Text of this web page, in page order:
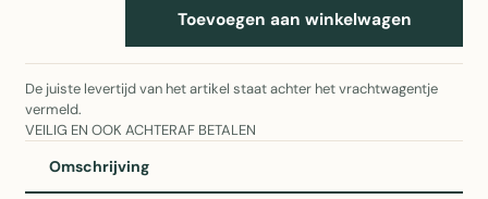
Toevoegen aan winkelwagen
De juiste levertijd van het artikel staat achter het vrachtwagentje
vermeld.
VEILIG EN OOK ACHTERAF BETALEN
Omschrijving